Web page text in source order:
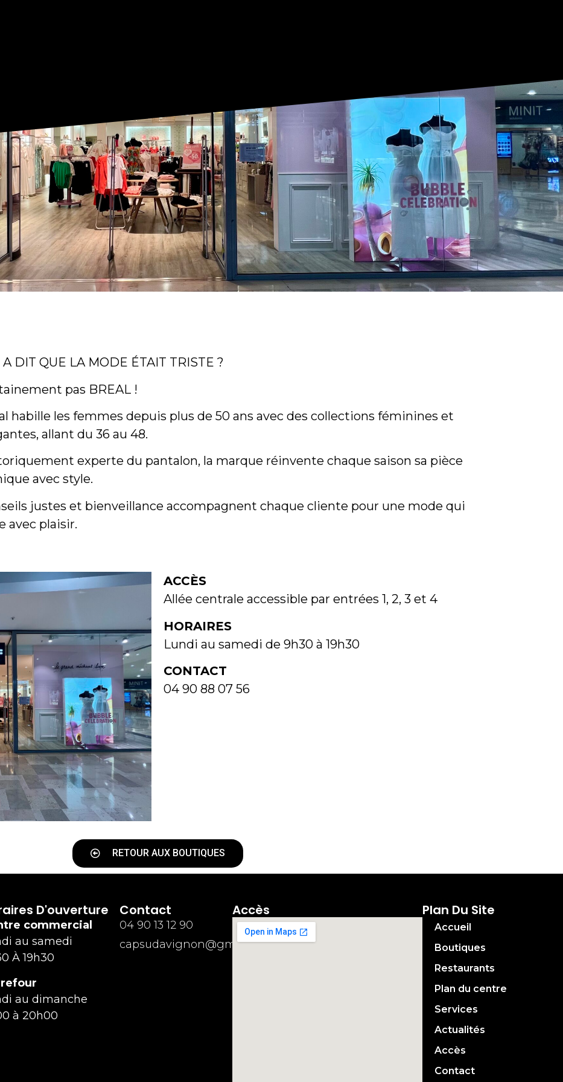
RESTAURANTS
PLAN DU CENTRE SERVICES ACTUALITÉS ACCÈS
CONTACT
A DIT QUE LA MODE ÉTAIT TRISTE ?
pas BREAL !
habille les femmes depuis plus de 50 ans avec des collections féminines et
allant du 36 au 48.
experte du pantalon, la marque réinvente chaque saison sa pièce
avec style.
justes et bienveillance accompagnent chaque cliente pour une mode qui
avec plaisir.
ACCÈS
Allée centrale accessible par entrées 1, 2, 3 et 4
HORAIRES
Lundi au samedi de 9h30 à 19h30
CONTACT
04 90 88 07 56
RETOUR AUX BOUTIQUES
D'ouverture
commercial
au samedi
À 19h30
au dimanche
à 20h00
Contact
04 90 13 12 90
capsudavignon@gmail.com
Accès Plan Du Site
Accueil
Boutiques
Restaurants
Plan du centre
Services
Actualités
Accès
Contact